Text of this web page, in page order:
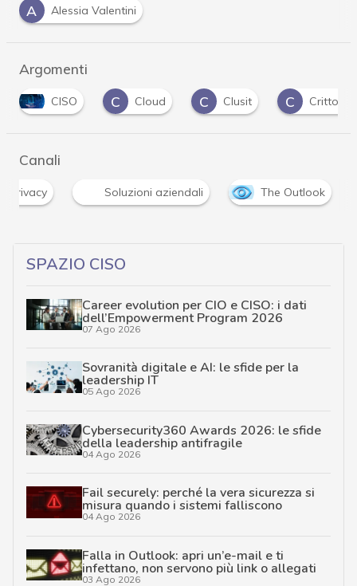
A
Alessia Valentini
Argomenti
CISO C Cloud C Clusit C
Canali
privacy Soluzioni aziendali The Outlook
SPAZIO CISO
Career evolution per CIO e CISO: i dati
dell’Empowerment Program 2026
07 Ago 2026
Sovranità digitale e AI: le sfide per la
leadership IT
05 Ago 2026
Cybersecurity360 Awards 2026: le sfide
della leadership antifragile
04 Ago 2026
Fail securely: perché la vera sicurezza si
misura quando i sistemi falliscono
04 Ago 2026
Falla in Outlook: apri un’e-mail e ti
infettano, non servono più link o allegati
03 Ago 2026